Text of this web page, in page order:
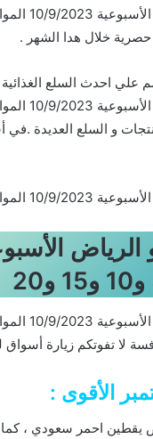
خلال هدا الشهر .
و السلع العديدة
و10 و15 و20 على السلع التالية :
زيارة أسواق لولو لهذا الأسبوع
الأقوى :
احمر سعودي ، كما